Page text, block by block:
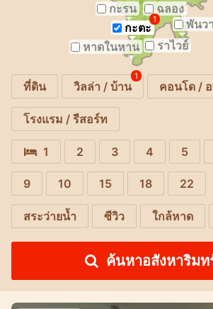
ฉลอง
กะรน
พันวา
กะตะ
1
ราไวย์
หาดในหาน
ที่ดิน วิลล่า / บ้าน
1
คอนโด /
โรงแรม / รีสอร์ท
1 2 3 4 5
9 10 15 18 22
สระว่ายน้ำ ซีวิว ใกล้หาด
ค้นหาอสังหาริมท